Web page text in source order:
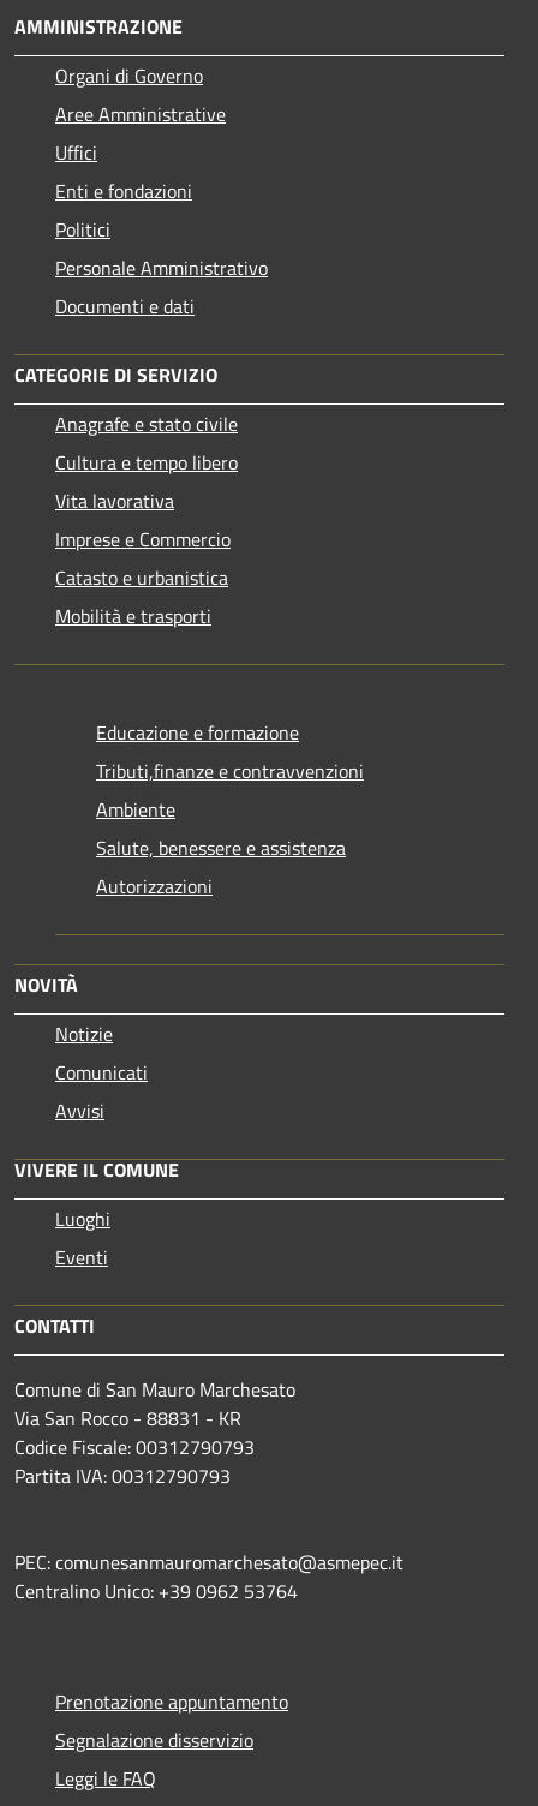
AMMINISTRAZIONE
Organi di Governo
Aree Amministrative
Uffici
Enti e fondazioni
Politici
Personale Amministrativo
Documenti e dati
CATEGORIE DI SERVIZIO
Anagrafe e stato civile
Cultura e tempo libero
Vita lavorativa
Imprese e Commercio
Catasto e urbanistica
Mobilità e trasporti
Educazione e formazione
Tributi,finanze e contravvenzioni
Ambiente
Salute, benessere e assistenza
Autorizzazioni
NOVITÀ
Notizie
Comunicati
Avvisi
VIVERE IL COMUNE
Luoghi
Eventi
CONTATTI
Comune di San Mauro Marchesato
Via San Rocco - 88831 - KR
Codice Fiscale: 00312790793
Partita IVA: 00312790793
PEC: comunesanmauromarchesato@asmepec.it
Centralino Unico: +39 0962 53764
Prenotazione appuntamento
Segnalazione disservizio
Leggi le FAQ